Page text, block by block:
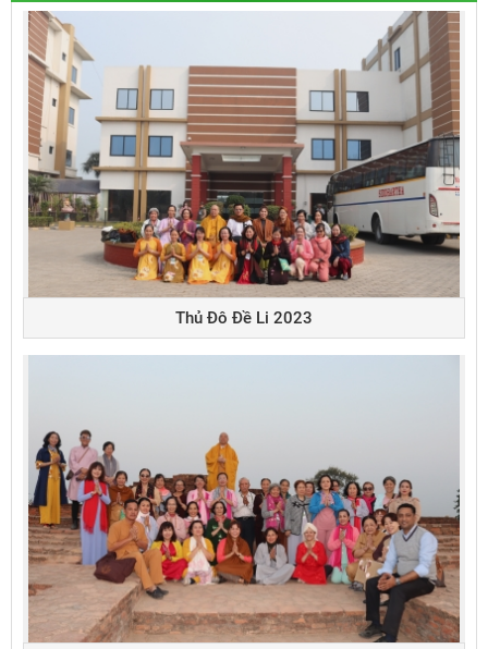
Thủ Đô Đề Li 2023